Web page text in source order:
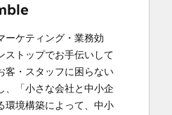
ーケティング・業務効
ストップでお手伝いして
客・スタッフに困らない
、「小さな会社と中小企
環境構築によって、中小